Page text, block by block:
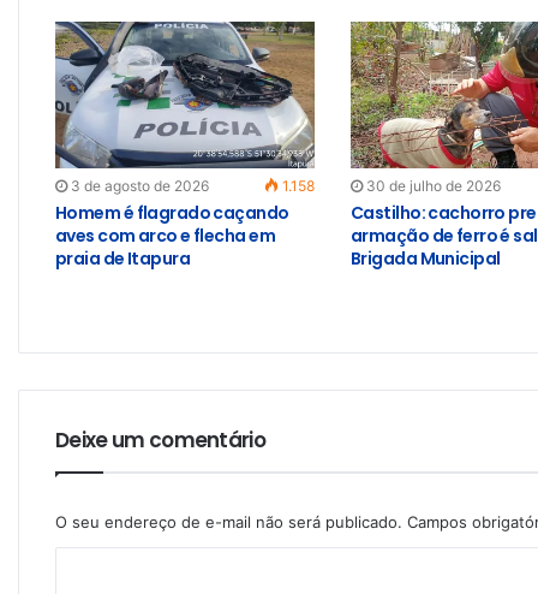
3 de agosto de 2026 1.158
Homem é flagrado caçando
aves com arco e flecha em
praia de Itapura
30 de julho de 2026
Castilho: cachorro
armação de ferro é
Brigada Municipal
Deixe um comentário
O seu endereço de e-mail não será publicado. Campos